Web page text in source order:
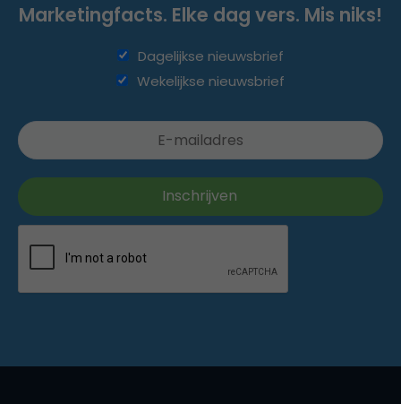
Marketingfacts. Elke dag vers. Mis niks!
Dagelijkse nieuwsbrief
Wekelijkse nieuwsbrief